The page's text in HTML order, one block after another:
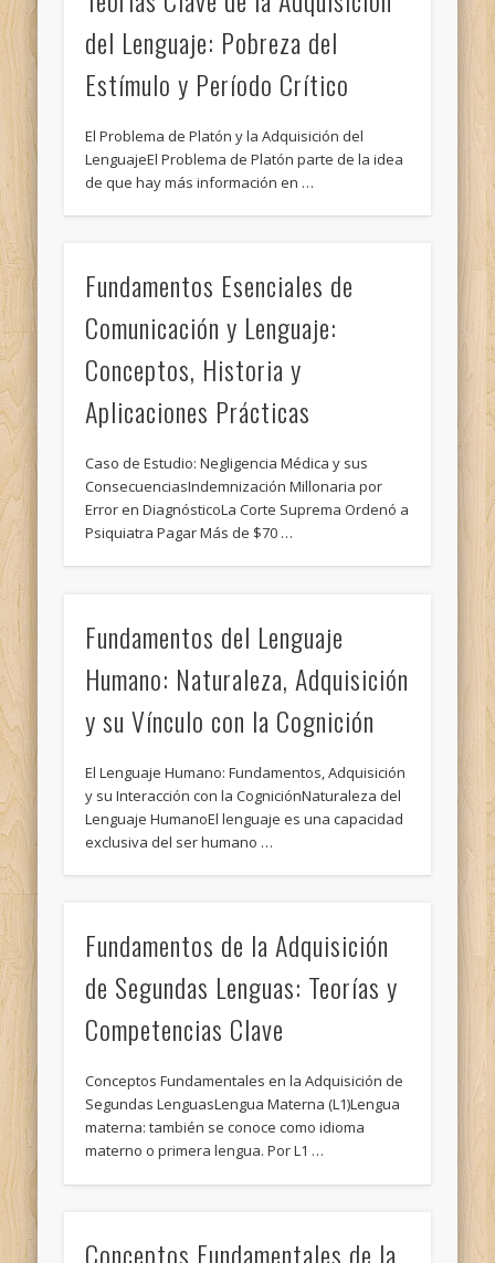
del Lenguaje: Pobreza del
Estímulo y Período Crítico
El Problema de Platón y la Adquisición del
LenguajeEl Problema de Platón parte de la idea
de que hay más información en …
Fundamentos Esenciales de
Comunicación y Lenguaje:
Conceptos, Historia y
Aplicaciones Prácticas
Caso de Estudio: Negligencia Médica y sus
ConsecuenciasIndemnización Millonaria por
Error en DiagnósticoLa Corte Suprema Ordenó a
Psiquiatra Pagar Más de $70 …
Fundamentos del Lenguaje
Humano: Naturaleza, Adquisición
y su Vínculo con la Cognición
El Lenguaje Humano: Fundamentos, Adquisición
y su Interacción con la CogniciónNaturaleza del
Lenguaje HumanoEl lenguaje es una capacidad
exclusiva del ser humano …
Fundamentos de la Adquisición
de Segundas Lenguas: Teorías y
Competencias Clave
Conceptos Fundamentales en la Adquisición de
Segundas LenguasLengua Materna (L1)Lengua
materna: también se conoce como idioma
materno o primera lengua. Por L1 …
Conceptos Fundamentales de la